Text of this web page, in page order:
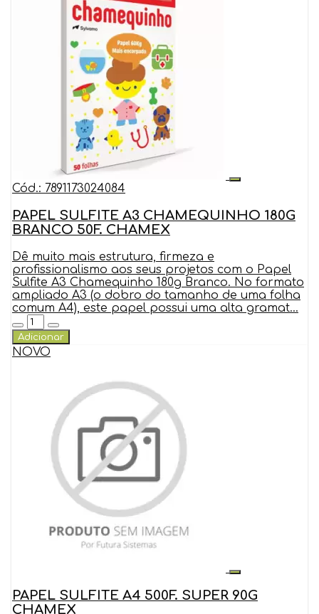
Cód.: 7891173024084
PAPEL SULFITE A3 CHAMEQUINHO 180G
BRANCO 50F. CHAMEX
Dê muito mais estrutura, firmeza e
profissionalismo aos seus projetos com o Papel
Sulfite A3 Chamequinho 180g Branco. No formato
ampliado A3 (o dobro do tamanho de uma folha
comum A4), este papel possui uma alta gramat...
Adicionar
NOVO
PAPEL SULFITE A4 500F. SUPER 90G
CHAMEX